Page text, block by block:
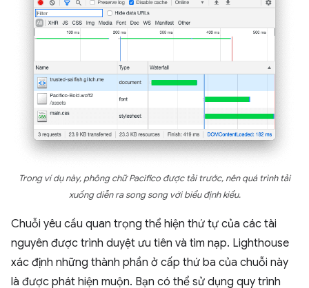
Trong ví dụ này, phông chữ Pacifico được tải trước, nên quá trình tải
xuống diễn ra song song với biểu định kiểu.
Chuỗi yêu cầu quan trọng thể hiện thứ tự của các tài
nguyên được trình duyệt ưu tiên và tìm nạp. Lighthouse
xác định những thành phần ở cấp thứ ba của chuỗi này
là được phát hiện muộn. Bạn có thể sử dụng quy trình